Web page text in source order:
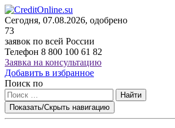
Сегодня, 07.08.2026, одобрено
73
заявок по всей России
Телефон 8 800 100 61 82
Заявка на консультацию
Добавить в избранное
Поиск по
Найти
Показать/Скрыть навигацию